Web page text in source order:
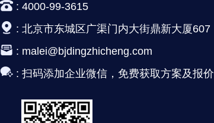
: 4000-99-3615
: 北京市东城区广渠门内大街鼎新大厦607
: malei@bjdingzhicheng.com
: 扫码添加企业微信，免费获取方案及报价